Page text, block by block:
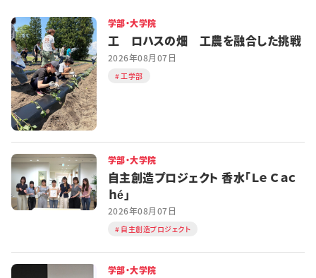
学部・大学院
工 ロハスの畑 工農を融合した挑戦
2026年08月07日
工学部
学部・大学院
自主創造プロジェクト 香水「Ｌｅ Ｃａｃ
ｈé」
2026年08月07日
自主創造プロジェクト
学部・大学院